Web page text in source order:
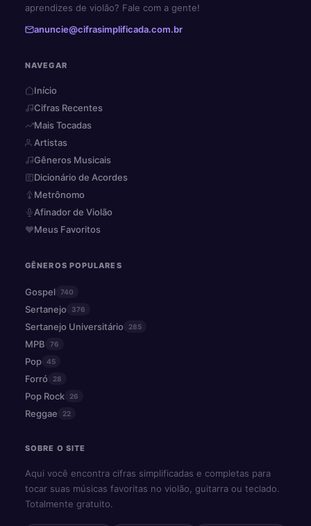
aprendizes de violão? Fale com a gente!
anuncie@cifrasimplificada.com.br
NAVEGAR
Início
Cifras Recentes
Mais Tocadas
Artistas
Gêneros Musicais
Dicionário de Acordes
Metrônomo
Afinador de Violão
Meus Favoritos
GÊNEROS POPULARES
Gospel 740
Sertanejo 376
Sertanejo Universitário 285
MPB 76
Pop 45
Forró 28
Pop Rock 26
Reggae 22
SOBRE O SITE
Aqui você encontra cifras simplificadas e completas para
tocar suas músicas favoritas no violão, guitarra ou teclado.
Totalmente gratuito.